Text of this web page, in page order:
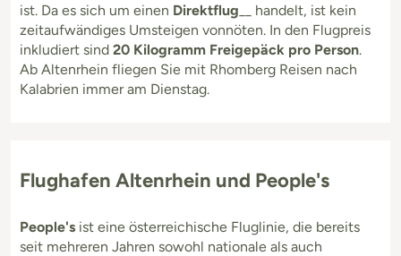
ist. Da es sich um einen Direktflug __ handelt, ist kein
zeitaufwändiges Umsteigen vonnöten. In den Flugpreis
inkludiert sind 20 Kilogramm Freigepäck pro Person.
Ab Altenrhein fliegen Sie mit Rhomberg Reisen nach
Kalabrien immer am Dienstag.
Flughafen Altenrhein und People's
People's ist eine österreichische Fluglinie, die bereits
seit mehreren Jahren sowohl nationale als auch